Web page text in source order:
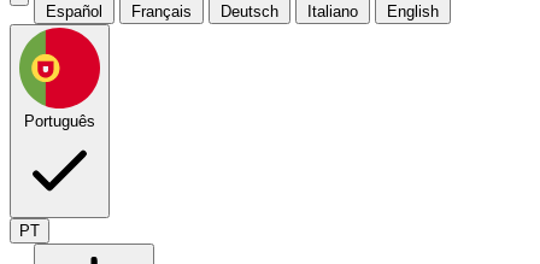
Español Français Deutsch Italiano English
Português
PT